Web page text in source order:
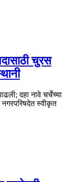
चुरस
दहा नावे चर्चेच्या
नगरपरिषदेत स्वीकृत